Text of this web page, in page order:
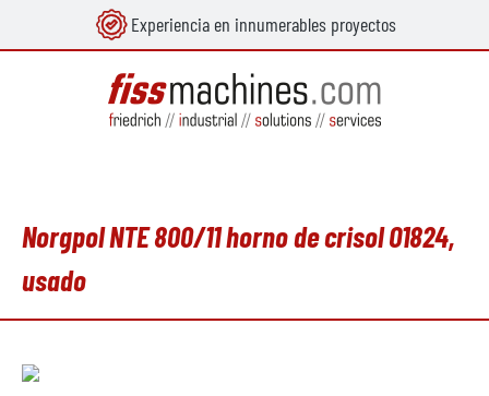
principal Experiencia en innumerables proyectos
Norgpol NTE 800/11 horno de crisol O1824,
usado
Omitir galería de imágenes